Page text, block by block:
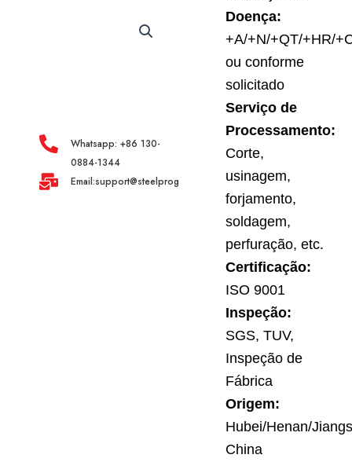
Whatsapp: +86 130-
0884-1344
Email:support@steelprogroup.com
Doença:
+A/+N/+QT/+HR/
ou conforme
solicitado
Serviço de
Processamento:
Corte,
usinagem,
forjamento,
soldagem,
perfuração, etc.
Certificação:
ISO 9001
Inspeção:
SGS, TUV,
Inspeção de
Fábrica
Origem:
Hubei/Henan/
China